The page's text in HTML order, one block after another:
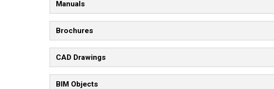
Manuals
Brochures
CAD Drawings
BIM Objects